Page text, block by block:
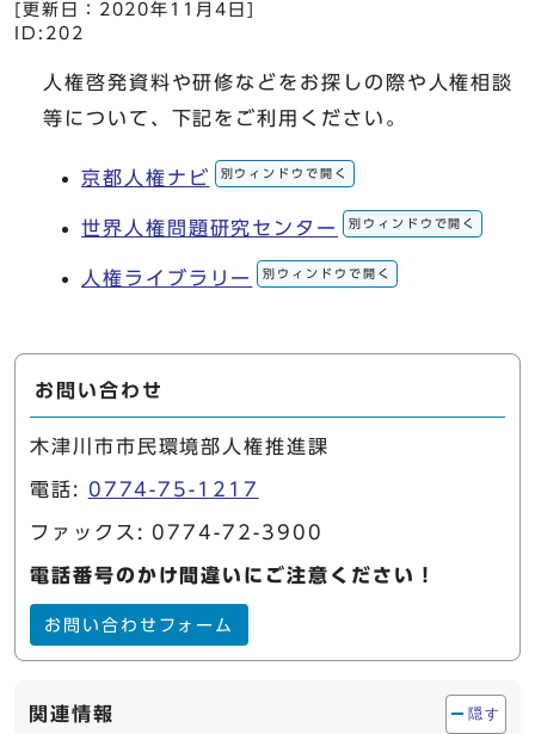
[更新日： 2020年11月4日
ID:202
人権啓発資料や研修などをお探しの際や人権相談
等について、下記をご利用ください。
京都人権ナビ 別ウィンドウで開く
世界人権問題研究センター 別ウィンドウで開く
人権ライブラリー 別ウィンドウで開く
お問い合わせ
木津川市市民環境部人権推進課
電話: 0774-75-1217
ファックス: 0774-72-3900
電話番号のかけ間違いにご注意ください！
お問い合わせフォーム
関連情報 隠す